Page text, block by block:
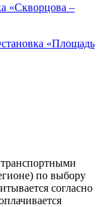
«Скворцова –
«Площадь
транспортными
по выбору
согласно